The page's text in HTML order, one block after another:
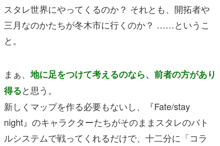
スタレ世界にやってくるのか？ それとも、開拓者や
三月なのかたちが冬木市に行くのか？ ……というこ
と。
まぁ、地に足をつけて考えるのなら、前者の方があり
得ると思う。
新しくマップを作る必要もないし、『Fate/stay
night』のキャラクターたちがそのままスタレのバト
ルシステムで戦ってくれるだけで、十二分に「コラ